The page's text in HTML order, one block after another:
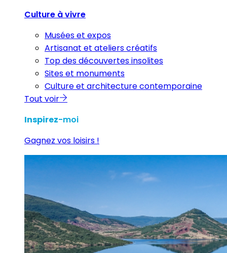
Culture à vivre
Musées et expos
Artisanat et ateliers créatifs
Top des découvertes insolites
Sites et monuments
Culture et architecture contemporaine
Tout voir
Inspirez-moi
Gagnez vos loisirs !